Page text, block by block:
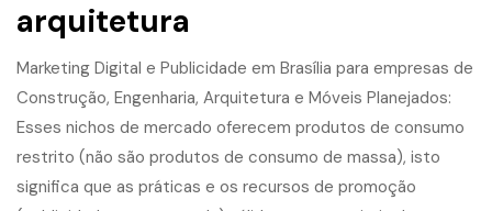
arquitetura
Marketing Digital e Publicidade em Brasília para empresas de
Construção, Engenharia, Arquitetura e Móveis Planejados:
Esses nichos de mercado oferecem produtos de consumo
restrito (não são produtos de consumo de massa), isto
significa que as práticas e os recursos de promoção